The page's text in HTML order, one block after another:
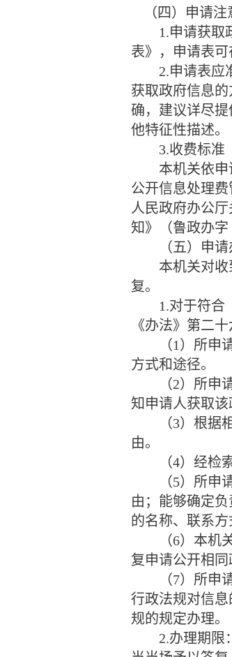
（四）申请
1.申请获取
表》，申请表可
2.申请表应
获取政府信息
确，建议详尽
他特征性描述。
3.收费标准
本机关依申请
公开信息处理
人民政府办公
知》（鲁政办字
（五）申请
本机关对收到
复。
1.对于符合
《办法》第二
（1 ）所申
方式和途径。
（2）所申
知申请人获取该
（3）根据
由。
（4）经检
（5）所申
由；能够确定
的名称、联系方
（6）本机
复申请公开相同
（7）所申
行政法规对信
规的规定办理。
2.办理期限